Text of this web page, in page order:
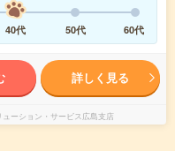
40代 50代 60代
詳しく見る
ーション・サービス広島支店